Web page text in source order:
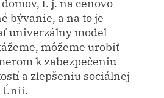
bývanie, a na to je
univerzálny model
môžeme urobiť
k zabezpečeniu
a zlepšeniu sociálnej
Únii.